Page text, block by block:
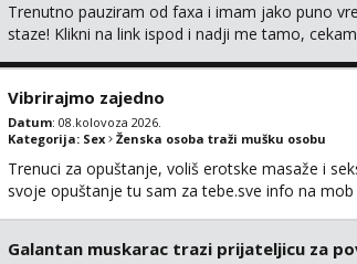
Trenutno pauziram od faxa i imam jako puno
staze! Klikni na link ispod i nadji me tamo,
Vibrirajmo zajedno
Datum: 08.kolovoza 2026.
Kategorija: Sex Ženska osoba traži mušku osobu
Trenuci za opuštanje, voliš erotske masaže i
svoje opuštanje tu sam za tebe.sve info na
Galantan muskarac trazi prijateljicu za